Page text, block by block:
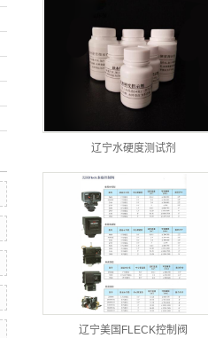
辽宁水硬度测试剂
辽宁美国FLECK控制阀